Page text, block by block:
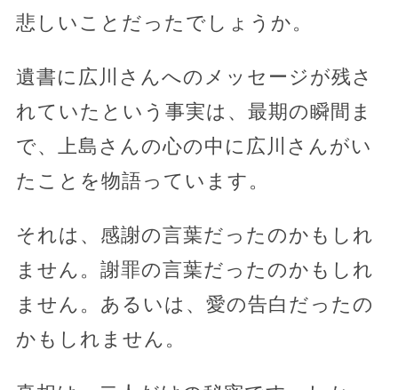
悲しいことだったでしょうか。
遺書に広川さんへのメッセージが残さ
れていたという事実は、最期の瞬間ま
で、上島さんの心の中に広川さんがい
たことを物語っています。
それは、感謝の言葉だったのかもしれ
ません。謝罪の言葉だったのかもしれ
ません。あるいは、愛の告白だったの
かもしれません。